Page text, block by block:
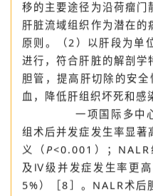
解剖性肝切除（
NALR）相比，ALR的优
移的主要途径为沿荷瘤门
肝脏流域组织作为潜在的
原则。（2）以肝段为单
进行，符合肝脏的解剖学
胆管，提高肝切除的安
血，降低肝组织坏死和感
一项国际多中心
组术后并发症发生率显著
义（
<0.001）；